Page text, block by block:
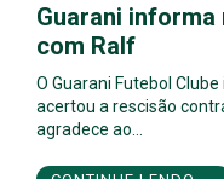
Guarani
com Ralf
O Guarani Futebol
acertou a rescisão
agradece ao…